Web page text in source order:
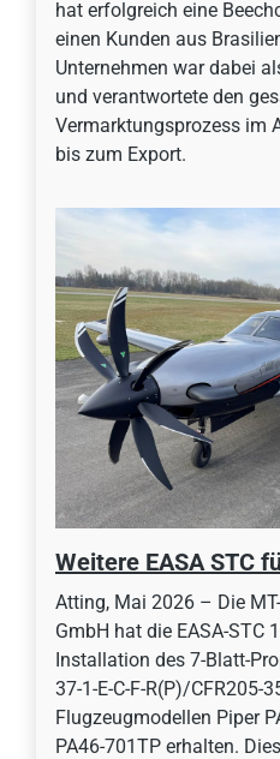
hat erfolgreich eine
einen Kunden aus
Unternehmen war dabei
und verantwortete den
Vermarktungsprozess im
bis zum Export.
Weitere EASA STC
Atting, Mai 2026 – Die
GmbH hat die EASA-STC
Installation des 7-Blatt-
37-1-E-C-F-R(P)/CFR205-
Flugzeugmodellen Piper
PA46-701TP erhalten.